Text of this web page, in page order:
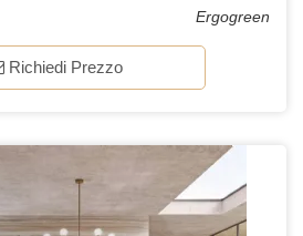
Ergogreen
Richiedi Prezzo